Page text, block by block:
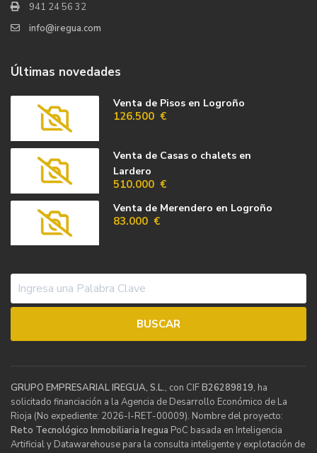
941 24 56 32
info@iregua.com
Últimas novedades
Venta de Pisos en Logroño
126.500 €
Venta de Casas o chalets en
Lardero
510.000 €
Venta de Merendero en Logroño
83.000 €
GRUPO EMPRESARIAL IREGUA, S.L., con CIFB26289819, ha
solicitado financiación a la Agencia de Desarrollo Económico de La
Rioja (No expediente: 2026-I-RET-00009). Nombre del proyecto:
Reto Tecnológico Inmobiliaria Iregua PoC basada en Inteligencia
Artificial y Datawarehouse para la consulta inteligente y explotación de